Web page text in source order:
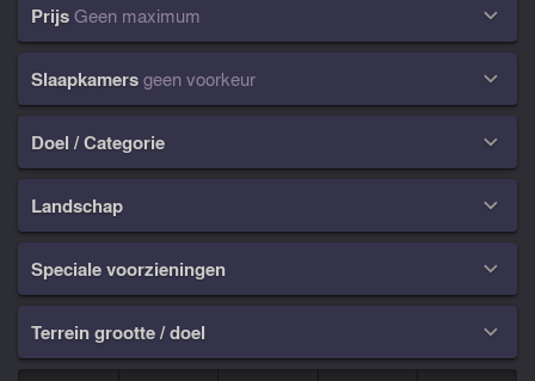
PrijsGeen maximum 
Slaapkamersgeen voorkeur 
Doel / Categorie 
Landschap 
Speciale voorzieningen 
Terrein grootte / doel 